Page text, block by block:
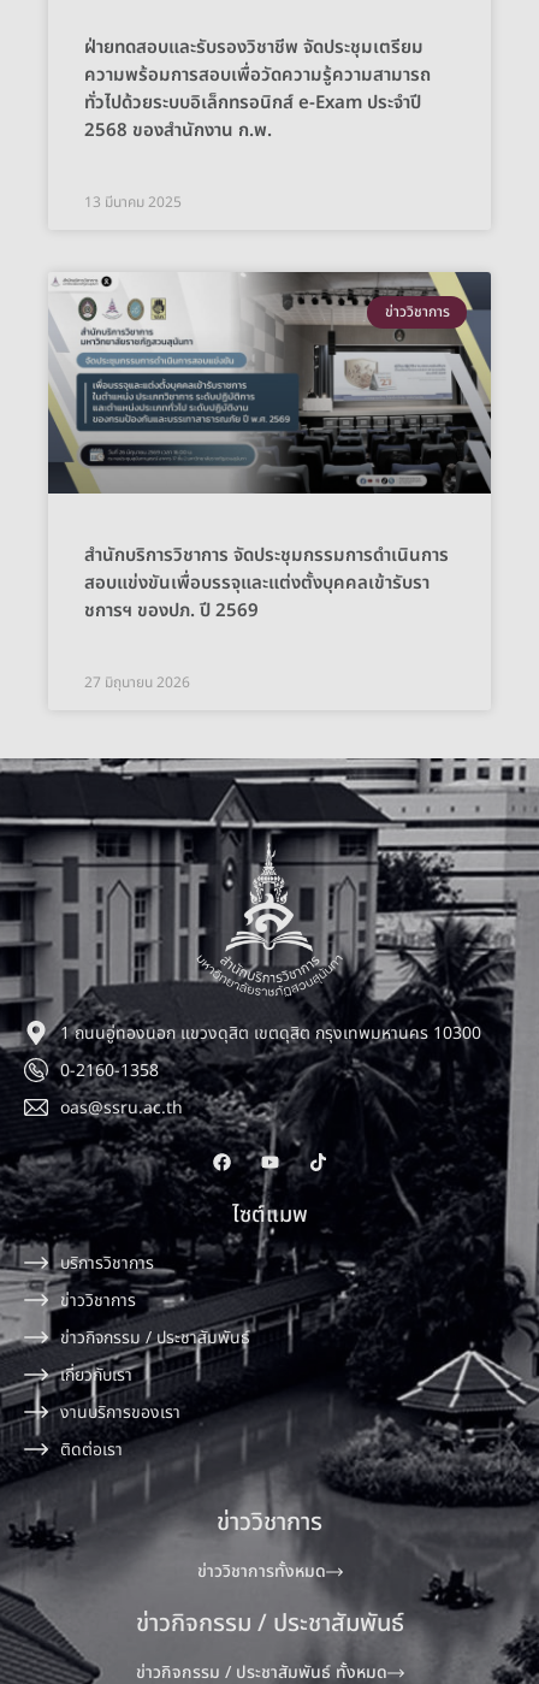
ฝ่ายทดสอบและรับรองวิชาชีพ จัดประชุมเตรียม
ความพร้อมการสอบเพื่อวัดความรู้ความสามารถ
ทั่วไปด้วยระบบอิเล็กทรอนิกส์ e-Exam ประจำปี
2568 ของสำนักงาน ก.พ.
13 มีนาคม 2025
ข่าววิชาการ
สำนักบริการวิชาการ จัดประชุมกรรมการดำเนินการ
สอบแข่งขันเพื่อบรรจุและแต่งตั้งบุคคลเข้ารับรา
ชการฯ ของปภ. ปี 2569
27 มิถุนายน 2026
1 ถนนอู่ทองนอก แขวงดุสิต เขตดุสิต กรุงเทพมหานคร 10300
0-2160-1358
oas@ssru.ac.th
ไซต์แมพ
บริการวิชาการ
ข่าววิชาการ
ข่าวกิจกรรม / ประชาสัมพันธ์
เกี่ยวกับเรา
งานบริการของเรา
ติดต่อเรา
ข่าววิชาการ
ข่าววิชาการทั้งหมด
ข่าวกิจกรรม / ประชาสัมพันธ์
ข่าวกิจกรรม / ประชาสัมพันธ์ ทั้งหมด